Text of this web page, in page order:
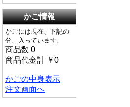
かご情報
かごには現在、下記の
分、入っています。
商品数 0
商品代金計 ￥0
かごの中身表示
注文画面へ